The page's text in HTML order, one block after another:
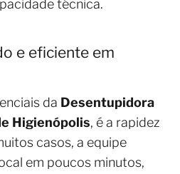
técnica.
e eficiente em
da Desentupidora
Higienópolis, é a rapidez
casos, a equipe
em poucos minutos,